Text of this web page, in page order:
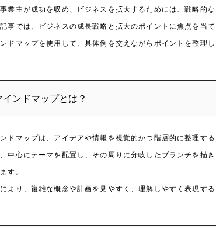
業主が成功を収め、ビジネスを拡大するためには、戦略的な
記事では、ビジネスの成長戦略と拡大のポイントに焦点を当
ドマップを使用して、具体例を交えながらポイントを整理し
インドマップとは？
ドマップは、アイデアや情報を視覚的かつ階層的に整理する
中心にテーマを配置し、その周りに分岐したブランチを描
す。
により、複雑な概念や計画を見やすく、理解しやすく表現する